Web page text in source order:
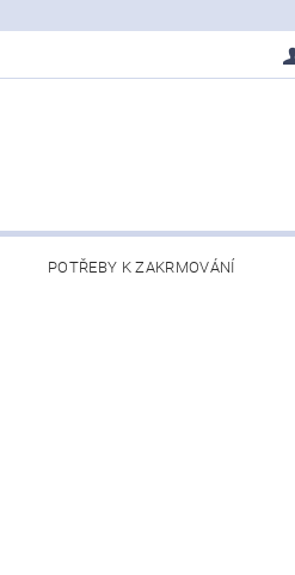
POTŘEBY K ZAKRMOVÁNÍ